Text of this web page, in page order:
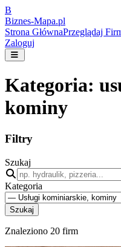
B
Biznes-Mapa.pl
Strona GłównaPrzeglądaj
Zaloguj
Kategoria:
kominy
Filtry
Szukaj
Kategoria
Szukaj
Znaleziono 20 firm